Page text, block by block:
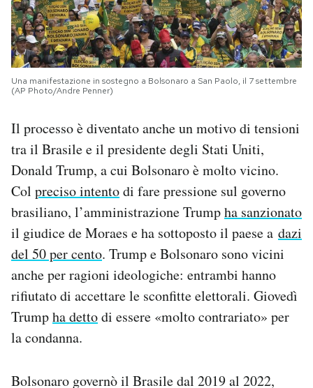
Una manifestazione in sostegno a Bolsonaro a San Paolo, il 7 settembre
(AP Photo/Andre Penner)
Il processo è diventato anche un motivo di tensioni
tra il Brasile e il presidente degli Stati Uniti,
Donald Trump, a cui Bolsonaro è molto vicino.
Col preciso intentodi fare pressione sul governo
brasiliano, l’amministrazione Trumpha sanzionato
il giudice de Moraes e ha sottoposto il paese a dazi
del 50 per cento. Trump e Bolsonaro sono vicini
anche per ragioni ideologiche: entrambi hanno
rifiutato di accettare le sconfitte elettorali. Giovedì
Trumpha dettodi essere «molto contrariato» per
la condanna.
Bolsonaro governò il Brasile dal 2019 al 2022,